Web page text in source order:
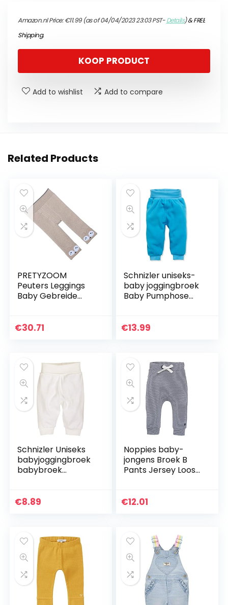
Amazon.nl Price:€11.99(as of 04/04/2023 23:03 PST-Details)&FREE
Shipping.
KOOP PRODUCT
Add to wishlist Add to compare
Related Products
PRETYZOOM
Peuters Leggings
Baby Gebreide
Geprinte Dikke
€30.71
Schnizler uniseks-
baby joggingbroek
Baby Pumphose
€13.99
Schnizler Uniseks
babyjoggingbroek
babybroek
buikomslag, Oeko-
€8.89
Noppies baby-
jongens Broek B
Pants Jersey Loose
€12.01